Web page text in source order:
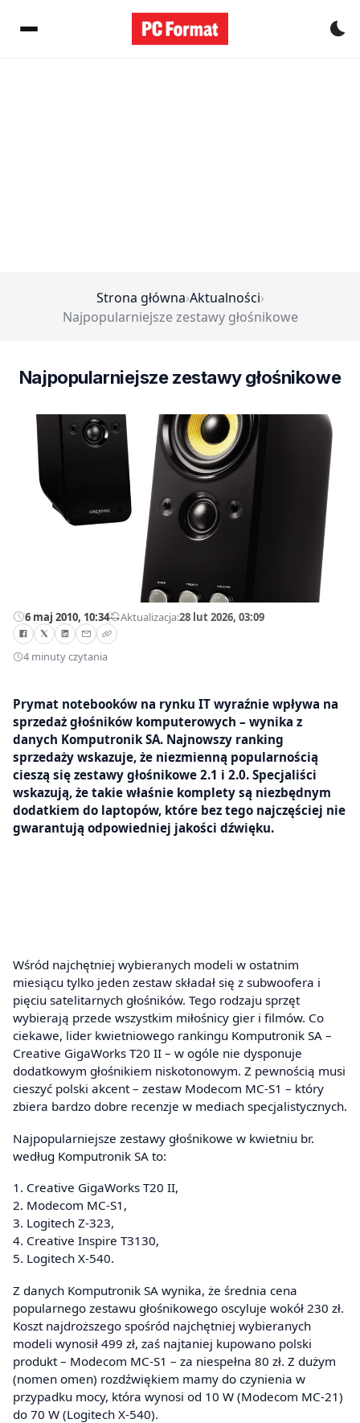
Strona główna›Aktualności›
Najpopularniejsze zestawy głośnikowe
Najpopularniejsze zestawy głośnikowe
6 maj 2010, 10:34—Aktualizacja:28 lut 2026, 03:09
4 minuty czytania
Prymat notebooków na rynku IT wyraźnie wpływa na
sprzedaż głośników komputerowych – wynika z
danych Komputronik SA. Najnowszy ranking
sprzedaży wskazuje, że niezmienną popularnością
cieszą się zestawy głośnikowe 2.1 i 2.0. Specjaliści
wskazują, że takie właśnie komplety są niezbędnym
dodatkiem do laptopów, które bez tego najczęściej nie
gwarantują odpowiedniej jakości dźwięku.
Wśród najchętniej wybieranych modeli w ostatnim
miesiącu tylko jeden zestaw składał się z subwoofera i
pięciu satelitarnych głośników. Tego rodzaju sprzęt
wybierają przede wszystkim miłośnicy gier i filmów. Co
ciekawe, lider kwietniowego rankingu Komputronik SA –
Creative GigaWorks T20 II – w ogóle nie dysponuje
dodatkowym głośnikiem niskotonowym. Z pewnością musi
cieszyć polski akcent – zestaw Modecom MC-S1 – który
zbiera bardzo dobre recenzje w mediach specjalistycznych.
Najpopularniejsze zestawy głośnikowe w kwietniu br.
według Komputronik SA to:
1. Creative GigaWorks T20 II,
2. Modecom MC-S1,
3. Logitech Z-323,
4. Creative Inspire T3130,
5. Logitech X-540.
Z danych Komputronik SA wynika, że średnia cena
popularnego zestawu głośnikowego oscyluje wokół 230 zł.
Koszt najdroższego spośród najchętniej wybieranych
modeli wynosił 499 zł, zaś najtaniej kupowano polski
produkt – Modecom MC-S1 – za niespełna 80 zł. Z dużym
(nomen omen) rozdźwiękiem mamy do czynienia w
przypadku mocy, która wynosi od 10 W (Modecom MC-21)
do 70 W (Logitech X-540).